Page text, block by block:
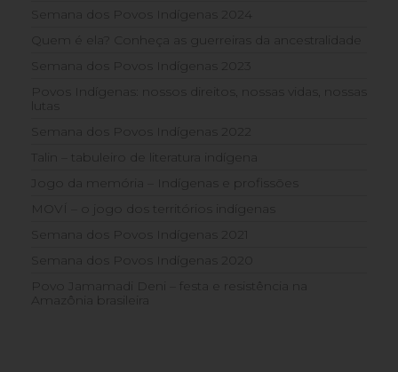
Semana dos Povos Indígenas 2024
Quem é ela? Conheça as guerreiras da ancestralidade
Semana dos Povos Indígenas 2023
Povos Indígenas: nossos direitos, nossas vidas, nossas
lutas
Semana dos Povos Indígenas 2022
Talin – tabuleiro de literatura indígena
Jogo da memória – Indígenas e profissões
MOVÍ – o jogo dos territórios indígenas
Semana dos Povos Indígenas 2021
Semana dos Povos Indígenas 2020
Povo Jamamadi Deni – festa e resistência na
Amazônia brasileira